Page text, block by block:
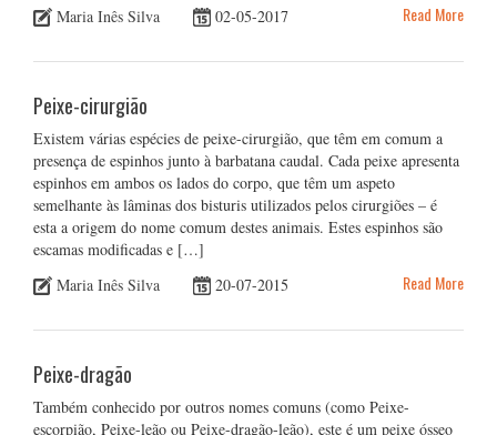
Maria Inês Silva
02-05-2017 Read More
Peixe-cirurgião
Existem várias espécies de peixe-cirurgião, que têm em comum a
presença de espinhos junto à barbatana caudal. Cada peixe apresenta
espinhos em ambos os lados do corpo, que têm um aspeto
semelhante às lâminas dos bisturis utilizados pelos cirurgiões – é
esta a origem do nome comum destes animais. Estes espinhos são
escamas modificadas e […]
Maria Inês Silva
20-07-2015 Read More
Peixe-dragão
Também conhecido por outros nomes comuns (como Peixe-
escorpião, Peixe-leão ou Peixe-dragão-leão), este é um peixe ósseo